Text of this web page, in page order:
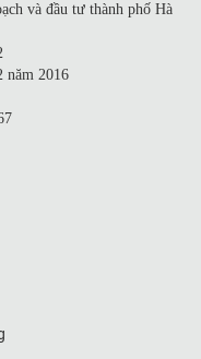
và đầu tư thành phố Hà
năm 2016